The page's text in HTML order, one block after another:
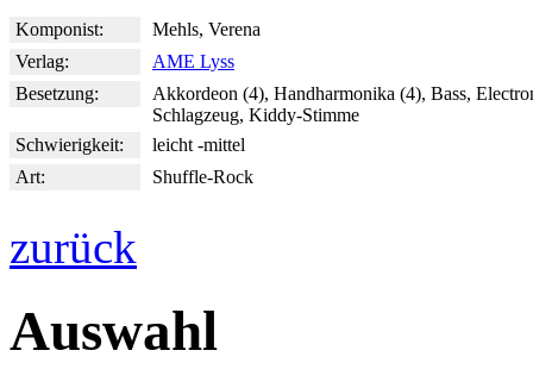
Komponist:
Mehls, Verena
Verlag:
AME Lyss
Besetzung:
Akkordeon (4), Handharmonika (4), Bass,
Schlagzeug, Kiddy-Stimme
Schwierigkeit:
leicht -mittel
Art:
Shuffle-Rock
zurück
Auswahl